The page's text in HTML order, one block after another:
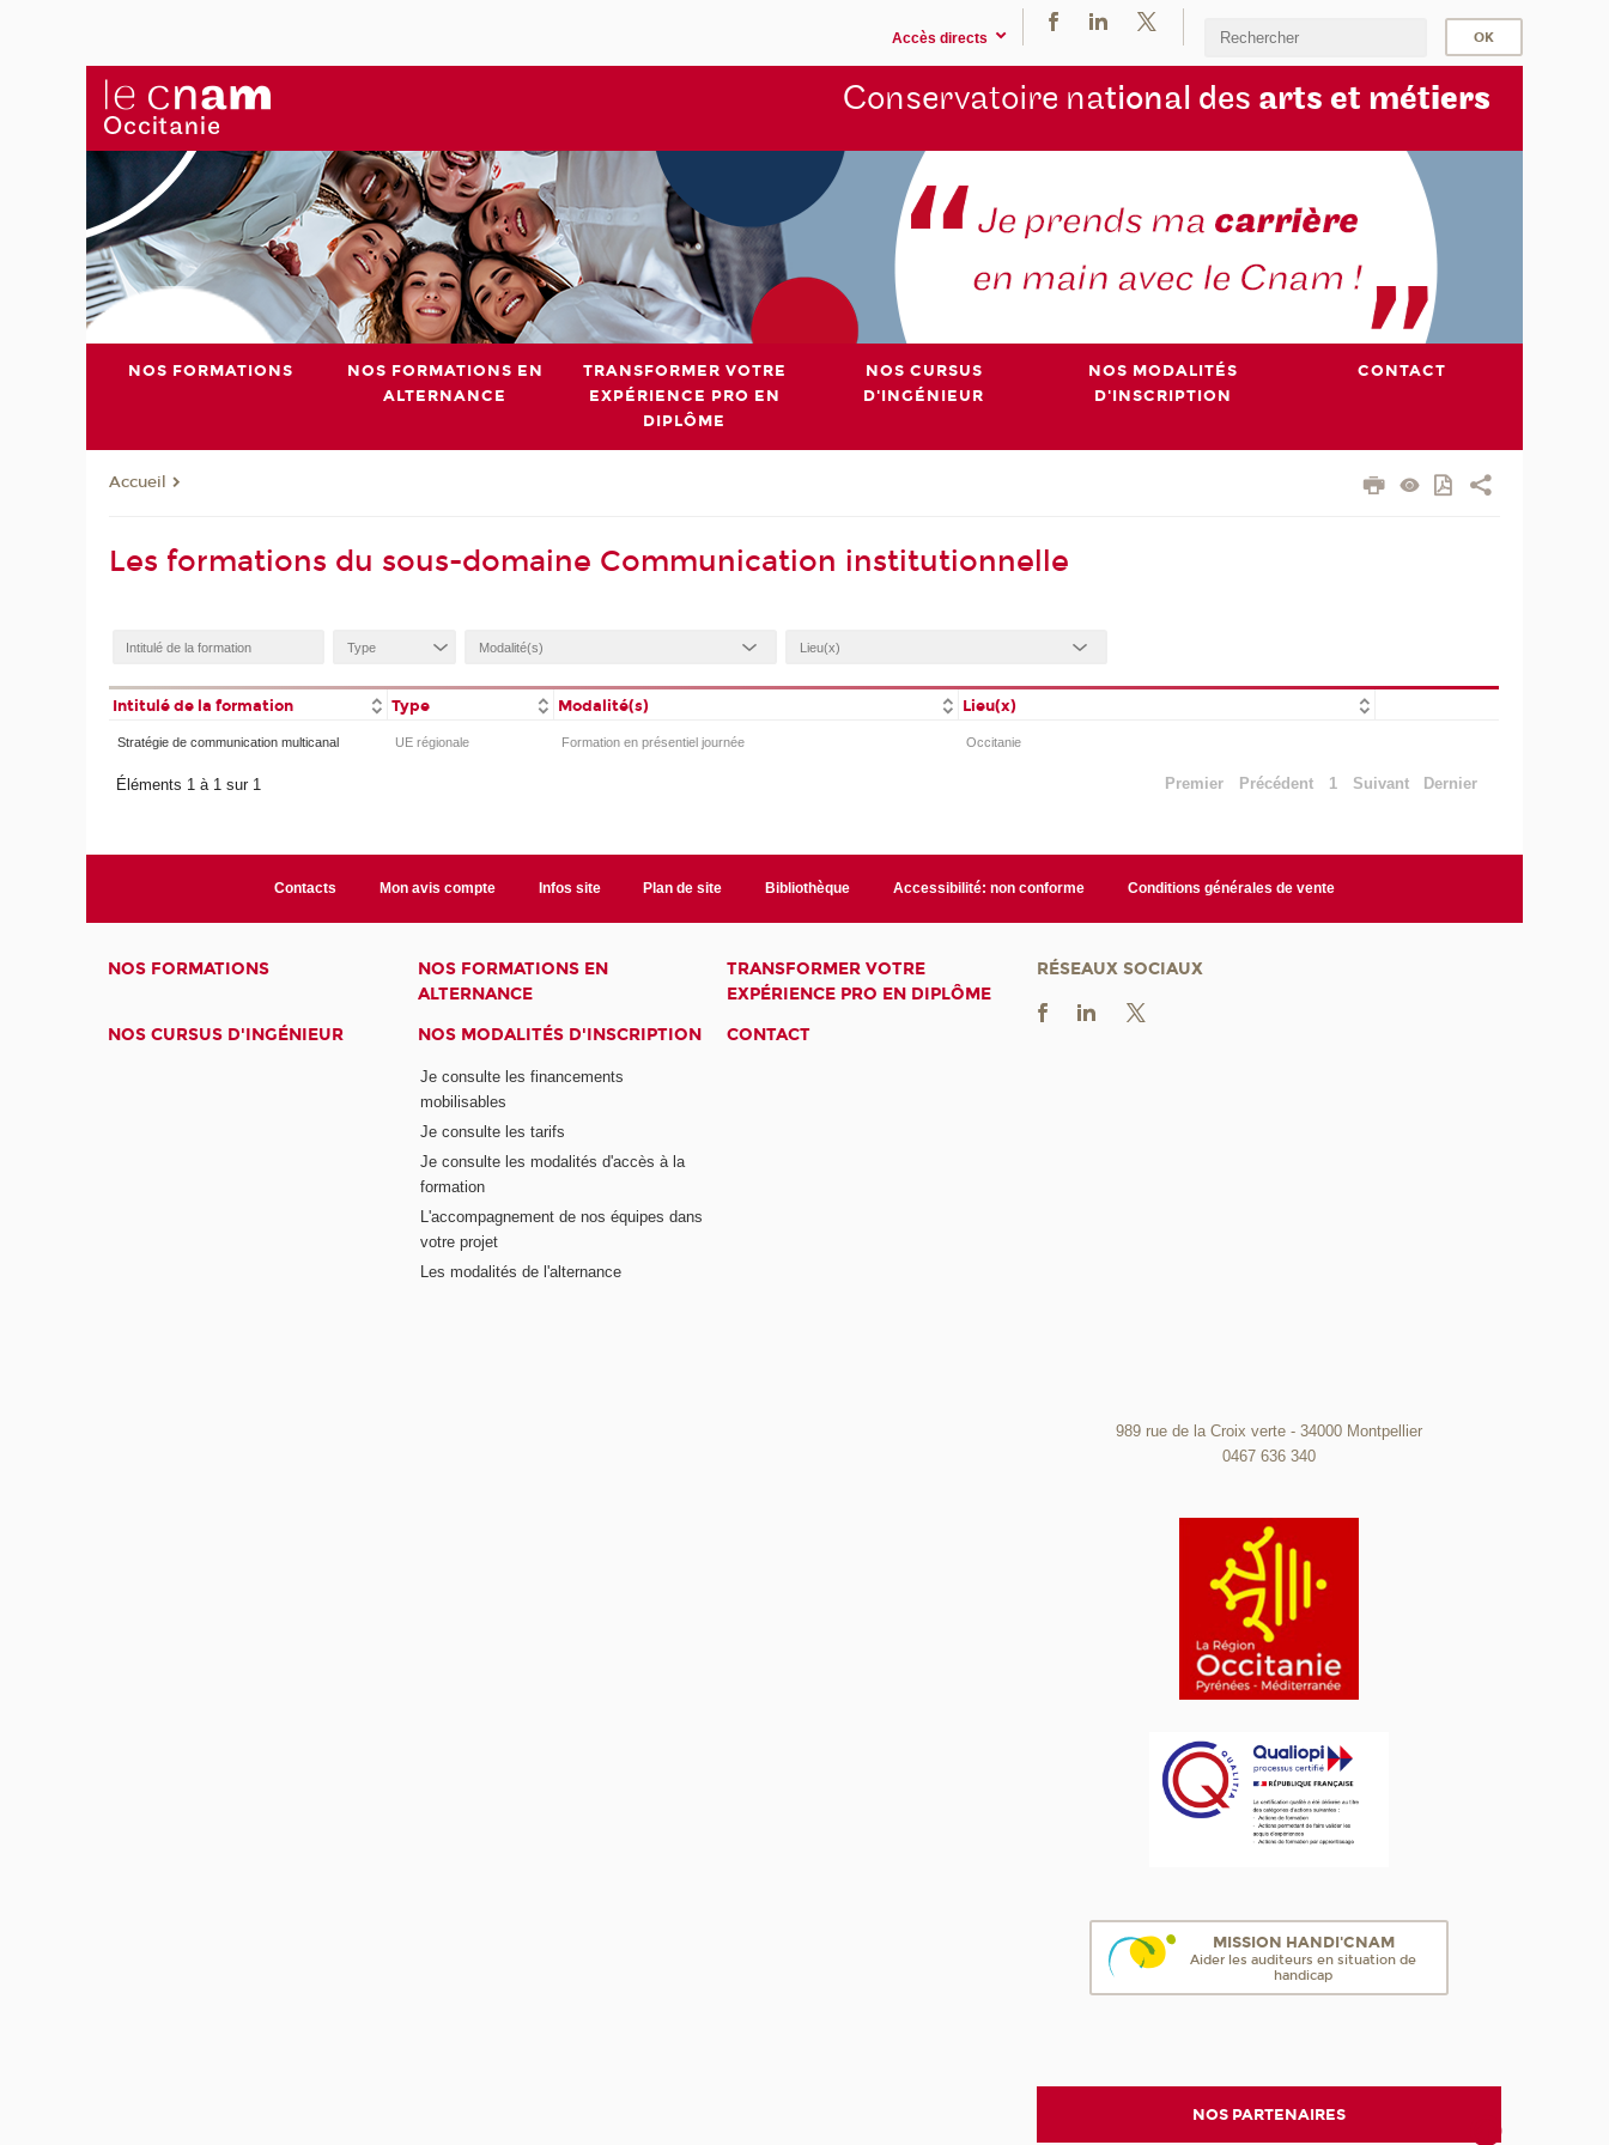
Accès directs
Conservatoire national des arts et métiers
NOS FORMATIONS
NOS FORMATIONS EN
ALTERNANCE
TRANSFORMER VOTRE
EXPÉRIENCE PRO EN
DIPLÔME
NOS CURSUS
D'INGÉNIEUR
NOS MODALITÉS
D'INSCRIPTION
CONTACT
Accueil
Les formations du sous-domaine Communication institutionnelle
Intitulé de la formation Type Modalité(s) Lieu(x)
Stratégie de communication multicanal UE régionale Formation en présentiel journée Occitanie
Éléments 1 à 1 sur 1 Premier Précédent 1 Suivant Dernier
Contacts Mon avis compte Infos site Plan de site Bibliothèque Accessibilité: non conforme Conditions générales de vente
NOS FORMATIONS
NOS FORMATIONS EN
ALTERNANCE
TRANSFORMER VOTRE
EXPÉRIENCE PRO EN DIPLÔME
NOS CURSUS D'INGÉNIEUR
NOS MODALITÉS D'INSCRIPTION
Je consulte les financements
mobilisables
Je consulte les tarifs
Je consulte les modalités d'accès à la
formation
L'accompagnement de nos équipes dans
votre projet
Les modalités de l'alternance
CONTACT
RÉSEAUX SOCIAUX
989 rue de la Croix verte - 34000 Montpellier
0467 636 340
MISSION HANDI'CNAM
Aider les auditeurs en situation de
handicap
NOS PARTENAIRES